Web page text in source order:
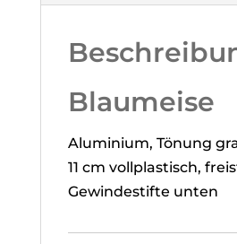
Blaumeise
Aluminium, Tönung
11 cm vollplastisch,
Gewindestifte unten